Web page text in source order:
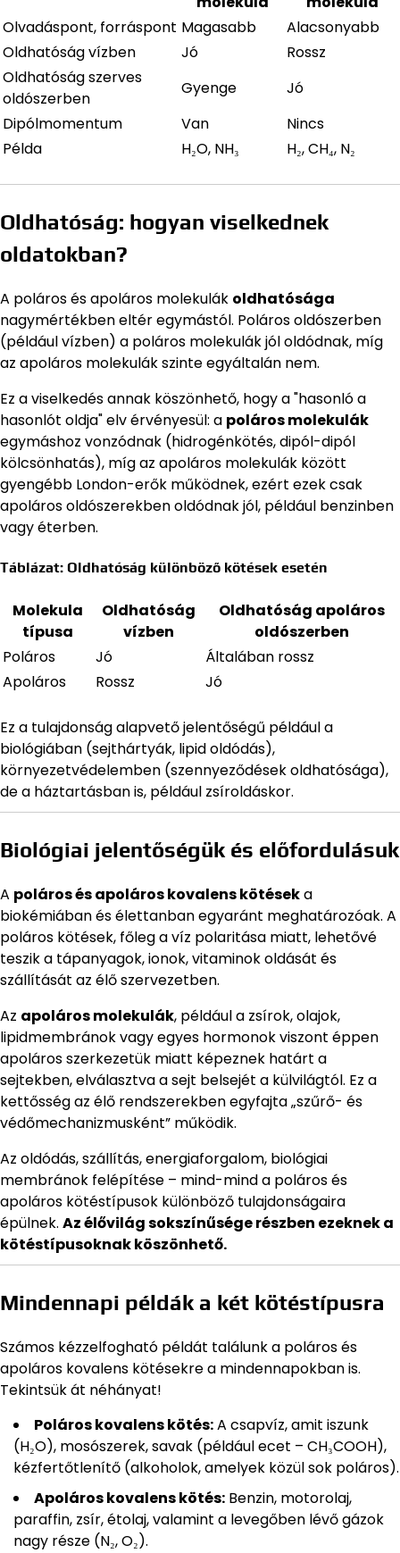
Olvadáspont, forráspont Magasabb
Alacsonyabb
Oldhatóság vízben
Jó
Rossz
Oldhatóság szerves
oldószerben
Gyenge
Jó
Dipólmomentum
Van
Nincs
Példa
H₂O, NH₃ H₂, CH₄, N₂
Oldhatóság: hogyan viselkednek
oldatokban?
A poláros és apoláros molekulák oldhatósága
nagymértékben eltér egymástól. Poláros oldószerben
(például vízben) a poláros molekulák jól oldódnak, míg
az apoláros molekulák szinte egyáltalán nem.
Ez a viselkedés annak köszönhető, hogy a "hasonló a
hasonlót oldja" elv érvényesül: a poláros molekulák
egymáshoz vonzódnak (hidrogénkötés, dipól-dipól
kölcsönhatás), míg az apoláros molekulák között
gyengébb London-erők működnek, ezért ezek csak
apoláros oldószerekben oldódnak jól, például benzinben
vagy éterben.
Táblázat: Oldhatóság különböző kötések esetén
Molekula
típusa
Oldhatóság
vízben
Oldhatóság apoláros
oldószerben
Poláros
Jó
Általában rossz
Apoláros
Rossz Jó
Ez a tulajdonság alapvető jelentőségű például a
biológiában (sejthártyák, lipid oldódás),
környezetvédelemben (szennyeződések oldhatósága),
de a háztartásban is, például zsíroldáskor.
Biológiai jelentőségük és előfordulásuk
A poláros és apoláros kovalens kötéseka
biokémiában és élettanban egyaránt meghatározóak. A
poláros kötések, főleg a víz polaritása miatt, lehetővé
teszik a tápanyagok, ionok, vitaminok oldását és
szállítását az élő szervezetben.
Az apoláros molekulák, például a zsírok, olajok,
lipidmembránok vagy egyes hormonok viszont éppen
apoláros szerkezetük miatt képeznek határt a
sejtekben, elválasztva a sejt belsejét a külvilágtól. Ez a
kettősség az élő rendszerekben egyfajta „szűrő- és
védőmechanizmusként” működik.
Az oldódás, szállítás, energiaforgalom, biológiai
membránok felépítése – mind-mind a poláros és
apoláros kötéstípusok különböző tulajdonságaira
épülnek. Az élővilág sokszínűsége részben ezeknek a
kötéstípusoknak köszönhető.
Mindennapi példák a két kötéstípusra
Számos kézzelfogható példát találunk a poláros és
apoláros kovalens kötésekre a mindennapokban is.
Tekintsük át néhányat!
Poláros kovalens kötés:A csapvíz, amit iszunk
(H₂O), mosószerek, savak (például ecet – CH₃COOH),
kézfertőtlenítő (alkoholok, amelyek közül sok poláros).
Apoláros kovalens kötés: Benzin, motorolaj,
paraffin, zsír, étolaj, valamint a levegőben lévő gázok
nagy része (N₂, O₂).